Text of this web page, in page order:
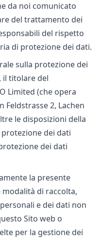
da noi comunicato
del trattamento dei
del rispetto
di protezione dei dati.
sulla protezione dei
il titolare del
Limited (che opera
Feldstrasse 2, Lachen
le disposizioni della
dei dati
dei dati
la presente
di raccolta,
e dei dati non
Sito web o
per la gestione dei